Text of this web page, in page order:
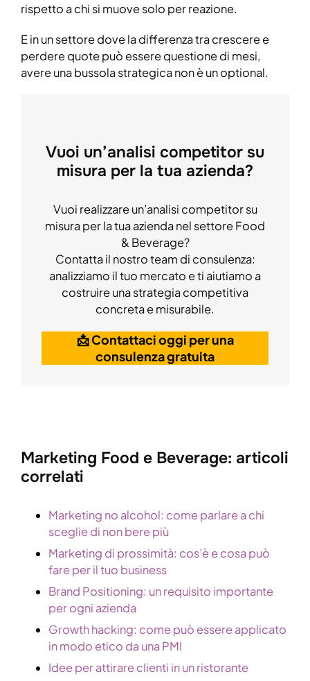
rispetto a chi si muove solo per reazione.
E in un settore dove la differenza tra crescere e
perdere quote può essere questione di mesi,
avere una bussola strategica non è un optional.
Vuoi un’analisi competitor su
misura per la tua azienda?
Vuoi realizzare un’analisi competitor su
misura per la tua azienda nel settore Food
& Beverage?
Contatta il nostro team di consulenza:
analizziamo il tuo mercato e ti aiutiamo a
costruire una strategia competitiva
concreta e misurabile.
📩 Contattaci oggi per una
consulenza gratuita
Marketing Food e Beverage: articoli
correlati
Marketing no alcohol: come parlare a chi
sceglie di non bere più
Marketing di prossimità: cos’è e cosa può
fare per il tuo business
Brand Positioning: un requisito importante
per ogni azienda
Growth hacking: come può essere applicato
in modo etico da una PMI
Idee per attirare clienti in un ristorante